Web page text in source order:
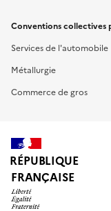
Conventions collectives
Services de l'automobile
Métallurgie
Commerce de gros
RÉPUBLIQUE
FRANÇAISE